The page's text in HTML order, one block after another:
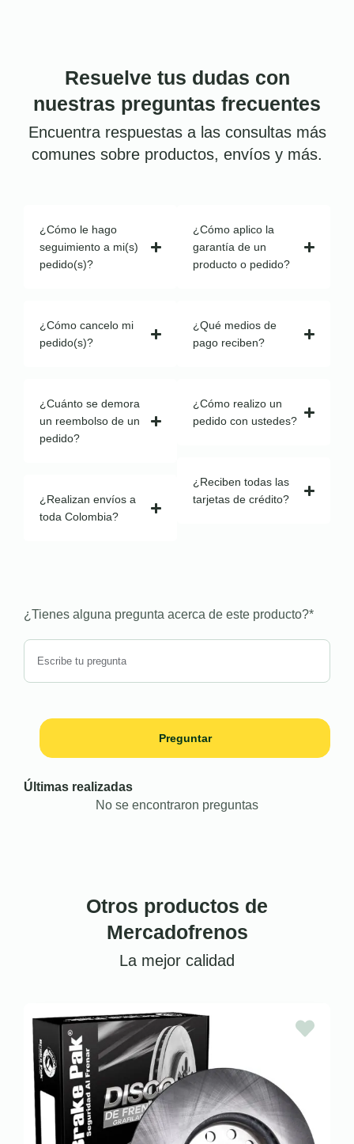
Resuelve tus dudas con
nuestras preguntas frecuentes
Encuentra respuestas a las consultas más
comunes sobre productos, envíos y más.
¿Cómo le hago
seguimiento a mi(s)
pedido(s)?
¿Cómo cancelo mi
pedido(s)?
¿Cuánto se demora
un reembolso de un
pedido?
¿Realizan envíos a
toda Colombia?
¿Cómo aplico la
garantía de un
producto o pedido?
¿Qué medios de
pago reciben?
¿Cómo realizo un
pedido con ustedes?
¿Reciben todas las
tarjetas de crédito?
¿Tienes alguna pregunta acerca de este producto?*
Preguntar
Últimas realizadas
No se encontraron preguntas
Otros productos de
Mercadofrenos
La mejor calidad